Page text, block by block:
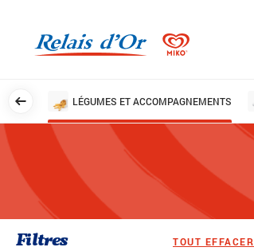
LÉGUMES ET ACCOMPAGNEMENTS
Filtres TOUT EFFACER